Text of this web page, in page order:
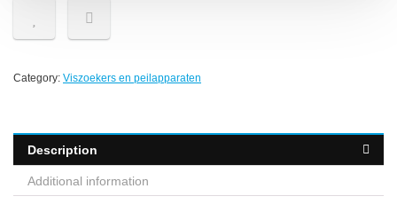
Category: Viszoekers en peilapparaten
Description
Additional information